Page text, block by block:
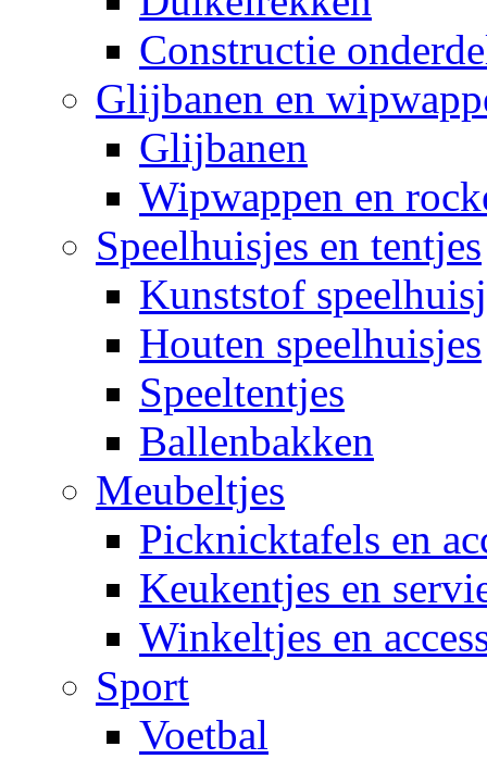
Constructie
Glijbanen en
Glijbanen
Wipwappen en
Speelhuisjes en tentjes
Kunststof
Houten speelhuisjes
Speeltentjes
Ballenbakken
Meubeltjes
Picknicktafels en
Keukentjes en
Winkeltjes en
Sport
Voetbal